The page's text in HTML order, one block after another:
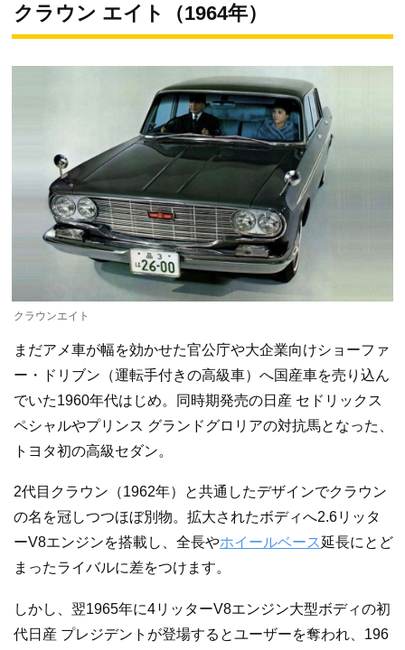
クラウン エイト（1964年）
クラウンエイト
まだアメ車が幅を効かせた官公庁や大企業向けショーファ
ー・ドリブン（運転手付きの高級車）へ国産車を売り込ん
でいた1960年代はじめ。同時期発売の日産 セドリックス
ペシャルやプリンス グランドグロリアの対抗馬となった、
トヨタ初の高級セダン。
2代目クラウン（1962年）と共通したデザインでクラウン
の名を冠しつつほぼ別物。拡大されたボディへ2.6リッタ
ーV8エンジンを搭載し、全長やホイールベース延長にとど
まったライバルに差をつけます。
しかし、翌1965年に4リッターV8エンジン大型ボディの初
代日産 プレジデントが登場するとユーザーを奪われ、196